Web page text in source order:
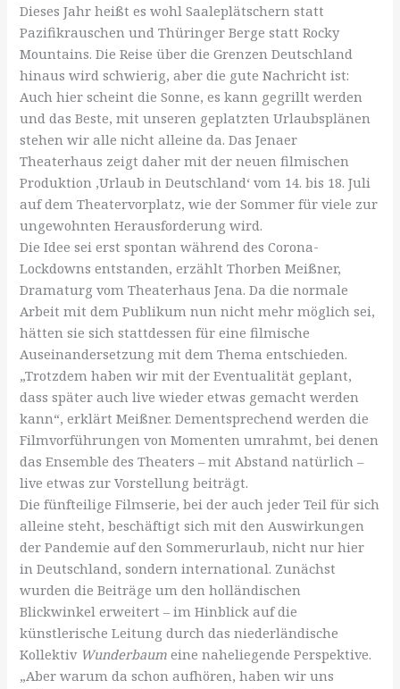
Dieses Jahr heißt es wohl Saaleplätschern statt
Pazifikrauschen und Thüringer Berge statt Rocky
Mountains. Die Reise über die Grenzen Deutschland
hinaus wird schwierig, aber die gute Nachricht ist:
Auch hier scheint die Sonne, es kann gegrillt werden
und das Beste, mit unseren geplatzten Urlaubsplänen
stehen wir alle nicht alleine da. Das Jenaer
Theaterhaus zeigt daher mit der neuen filmischen
Produktion ‚Urlaub in Deutschland‘ vom 14. bis 18. Juli
auf dem Theatervorplatz, wie der Sommer für viele zur
ungewohnten Herausforderung wird.
Die Idee sei erst spontan während des Corona-
Lockdowns entstanden, erzählt Thorben Meißner,
Dramaturg vom Theaterhaus Jena. Da die normale
Arbeit mit dem Publikum nun nicht mehr möglich sei,
hätten sie sich stattdessen für eine filmische
Auseinandersetzung mit dem Thema entschieden.
„Trotzdem haben wir mit der Eventualität geplant,
dass später auch live wieder etwas gemacht werden
kann“, erklärt Meißner. Dementsprechend werden die
Filmvorführungen von Momenten umrahmt, bei denen
das Ensemble des Theaters – mit Abstand natürlich –
live etwas zur Vorstellung beiträgt.
Die fünfteilige Filmserie, bei der auch jeder Teil für sich
alleine steht, beschäftigt sich mit den Auswirkungen
der Pandemie auf den Sommerurlaub, nicht nur hier
in Deutschland, sondern international. Zunächst
wurden die Beiträge um den holländischen
Blickwinkel erweitert – im Hinblick auf die
künstlerische Leitung durch das niederländische
Kollektiv Wunderbaumeine naheliegende Perspektive.
„Aber warum da schon aufhören, haben wir uns